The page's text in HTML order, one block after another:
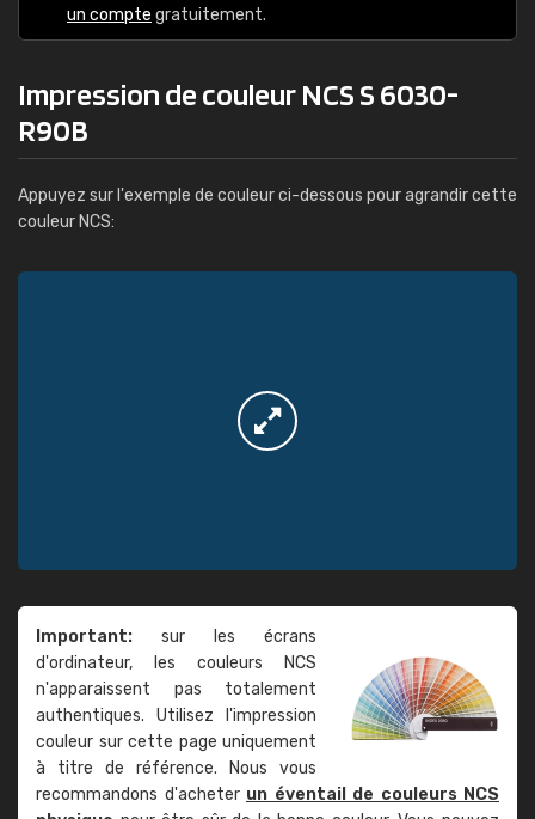
un compte gratuitement.
Impression de couleur NCS S 6030-
R90B
Appuyez sur l'exemple de couleur ci-dessous pour agrandir cette
couleur NCS:
Important: sur les écrans
d'ordinateur, les couleurs NCS
n'apparaissent pas totalement
authentiques. Utilisez l'impression
couleur sur cette page uniquement
à titre de référence. Nous vous
recommandons d'acheter un éventail de couleurs NCS